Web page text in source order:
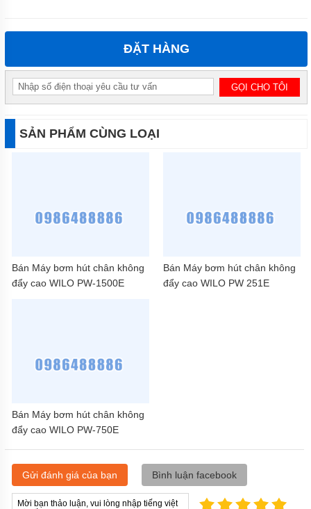
NGHIỆP
THIỆU
SẢN
PHẨM
MỚI
LIÊN
ĐẶT HÀNG
SẢN PHẨM CÙNG LOẠI
Bán Máy bơm hút chân không
đẩy cao WILO PW-1500E
Bán Máy bơm hút chân không
đẩy cao WILO PW 251E
Bán Máy bơm hút chân không
đẩy cao WILO PW-750E
Gửi đánh giá của bạn Bình luận facebook